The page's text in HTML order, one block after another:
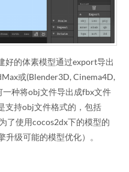
好的体素模型通过export导出
或(Blender3D, Cinema4D,
一种将obj文件导出成fbx文件
支持obj文件格式的，包括
了使用cocos2dx下的模型的
级可能的模型优化）。